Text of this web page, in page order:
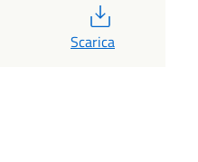
Scarica